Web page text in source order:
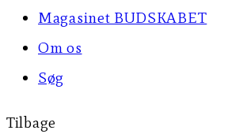
Magasinet BUDSKABET
Om os
Søg
Tilbage